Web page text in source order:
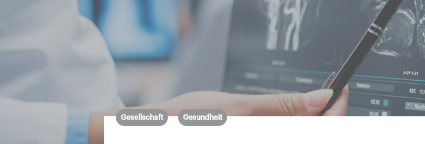
Gesellschaft Gesundheit